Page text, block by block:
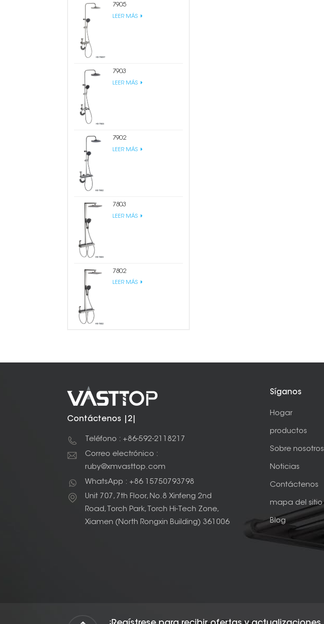
7905
LEER MÁS
7903
LEER MÁS
7902
LEER MÁS
7803
LEER MÁS
7802
LEER MÁS
Contáctenos |2|
Teléfono : +86-592-2118217
Correo electrónico :
ruby@xmvasttop.com
WhatsApp : +86 15750793798
Unit 707, 7th Floor, No.8 Xinfeng 2nd
Road, Torch Park, Torch Hi-Tech Zone,
Xiamen (North Rongxin Building) 361006
Síganos
Hogar
productos
Sobre nosotros
Noticias
Contáctenos
mapa del sitio
Blog